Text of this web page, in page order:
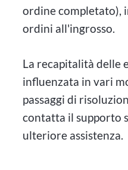
ordine completato),
ordini all'ingrosso.
La recapitalità delle
influenzata in vari
passaggi di
contatta il supporto
ulteriore assistenza.